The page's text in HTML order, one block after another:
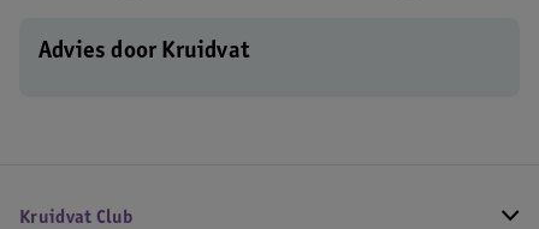
Advies door Kruidvat
Kruidvat Club